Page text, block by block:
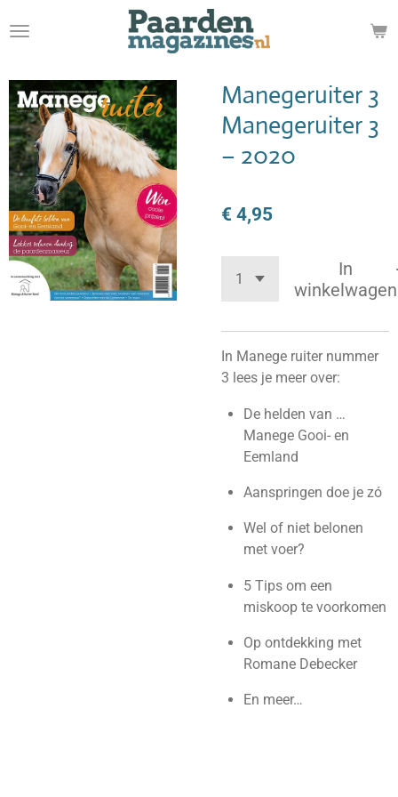
direct
de
hoofdinhoud
Manegeruiter 3
Manegeruiter 3
– 2020
€ 4,95
In
winkelwagen
In Manege ruiter nummer
3 lees je meer over:
De helden van …
Manege Gooi- en
Eemland
Aanspringen doe je zó
Wel of niet belonen
met voer?
5 Tips om een
miskoop te voorkomen
Op ontdekking met
Romane Debecker
En meer…